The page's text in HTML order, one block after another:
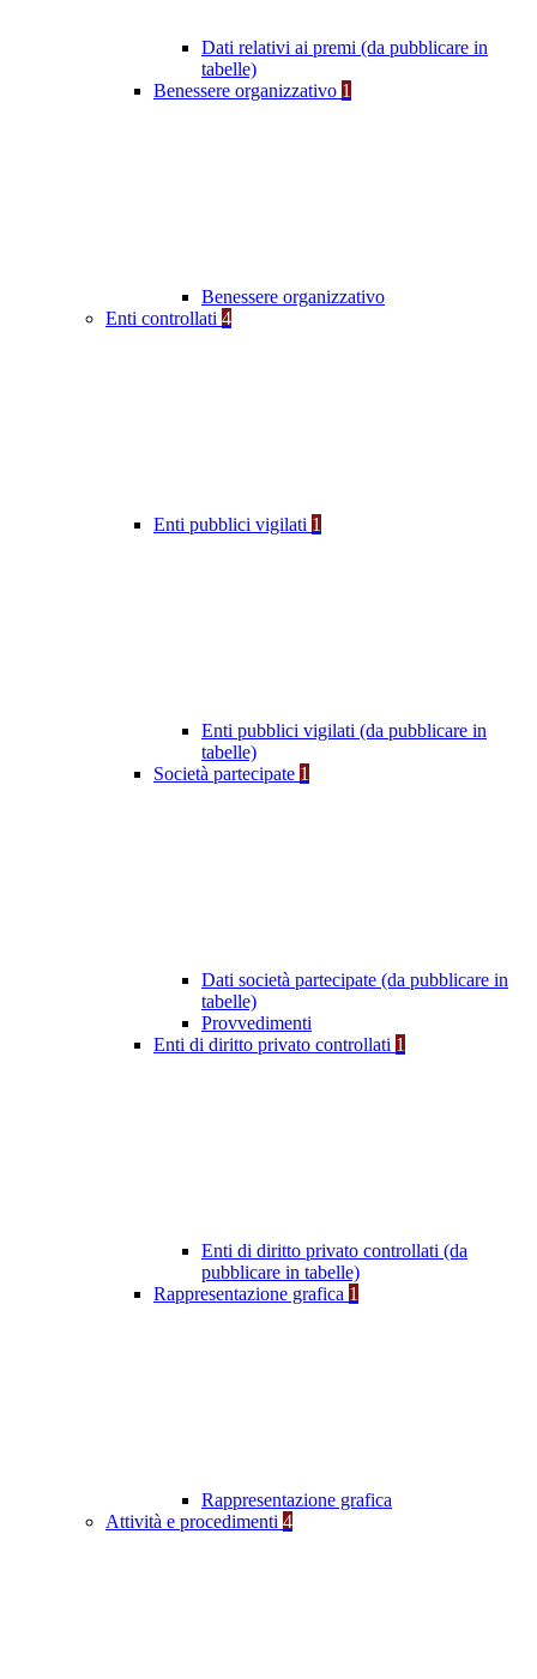
Dati relativi ai premi (da pubblicare in
tabelle)
Benessere organizzativo 1
Benessere organizzativo
Enti controllati 4
Enti pubblici vigilati 1
Enti pubblici vigilati (da pubblicare in
tabelle)
Società partecipate 1
Dati società partecipate (da pubblicare in
tabelle)
Provvedimenti
Enti di diritto privato controllati 1
Enti di diritto privato controllati (da
pubblicare in tabelle)
Rappresentazione grafica 1
Rappresentazione grafica
Attività e procedimenti 4